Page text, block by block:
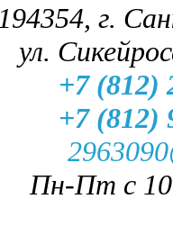
194354, г.
ул.
+7 (812)
+7 (812)
Пн-Пт с